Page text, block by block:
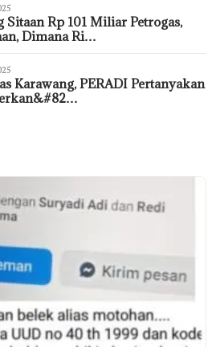
Sitaan Rp 101 Miliar Petrogas,
Dimana Ri…
Karawang, PERADI Pertanyakan